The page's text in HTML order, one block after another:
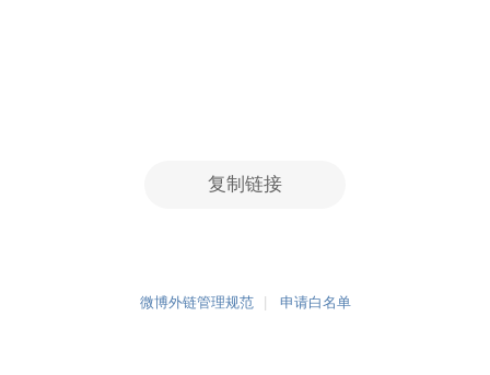
复制链接
微博外链管理规范 申请白名单